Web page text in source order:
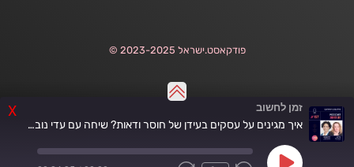
X זמן לחשוב
איך מגינים על עסקים בעידן של חוסר ודאות? שיחה עם עדי נוב | זמן לחשוב #157
פודקאסט.ישראל 2023-2025 ©